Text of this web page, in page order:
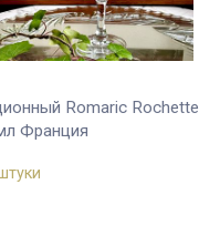
Romaric Rochette
Франция